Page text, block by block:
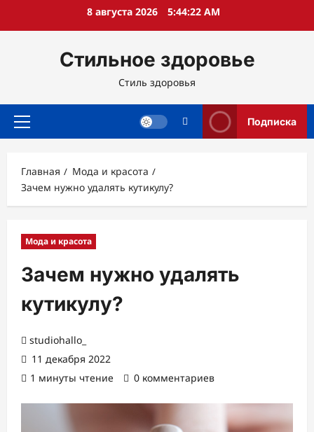
8 августа 2026 5:44:23 AM
Стильное здоровье
Стиль здоровья
Основное
Подписка
Главная
Мода и красота
Зачем нужно удалять кутикулу?
Мода и красота
Зачем нужно удалять
кутикулу?
studiohallo_
11 декабря 2022
1 минуты чтение
0 комментариев